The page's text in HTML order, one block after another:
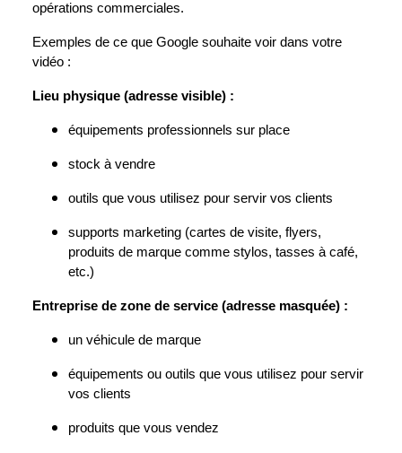
opérations commerciales.
Exemples de ce que Google souhaite voir dans votre
vidéo :
Lieu physique (adresse visible) :
équipements professionnels sur place
stock à vendre
outils que vous utilisez pour servir vos clients
supports marketing (cartes de visite, flyers,
produits de marque comme stylos, tasses à café,
etc.)
Entreprise de zone de service (adresse masquée) :
un véhicule de marque
équipements ou outils que vous utilisez pour servir
vos clients
produits que vous vendez